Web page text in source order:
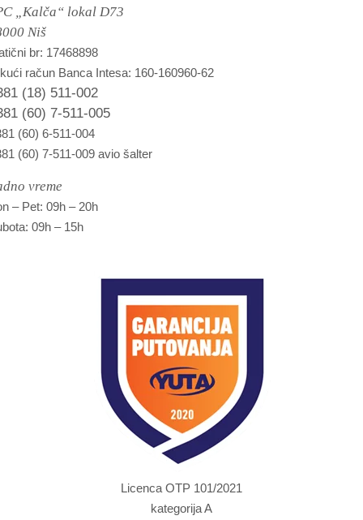
„Kalča“ lokal D73
Niš
br: 17468898
račun Banca Intesa: 160-160960-62
(18) 511-002
(60) 7-511-005
(60) 6-511-004
(60) 7-511-009 avio šalter
vreme
– Pet: 09h – 20h
09h – 15h
Licenca OTP 101/2021
kategorija A